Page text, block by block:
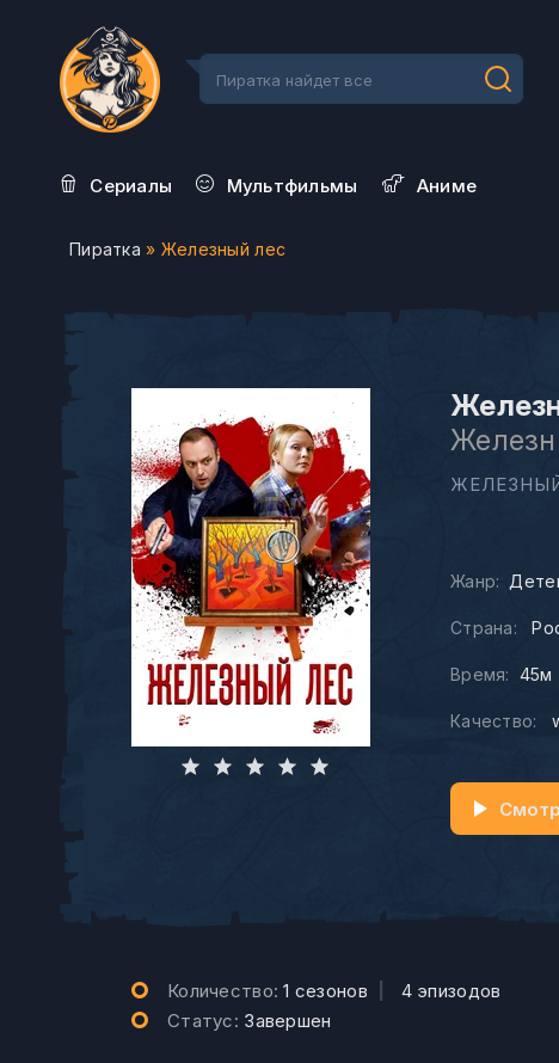
Сериалы Мультфильмы Aниме
Пиратка » Железный лес
Жанр:
Страна:
Время: 45м
Качество:
Количество:1 сезонов 4 эпизодов
Статус: Завершен